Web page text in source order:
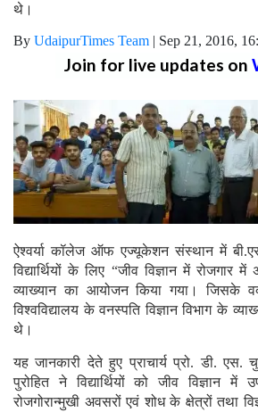
थे।
By UdaipurTimes Team | Sep 21, 2016,
Join for live updates on
ऐश्वर्या कॉलेज ऑफ एज्यूकेशन संस्थान में
विद्यार्थियों के लिए “जीव विज्ञान में रोजगार
व्याख्यान का आयोजन किया गया। जिसके
विश्वविद्यालय के वनस्पति विज्ञान विभाग के
थे।
यह जानकारी देते हुए प्राचार्य प्रो. डी. एस.
पुरोहित ने विद्यार्थियों को जीव विज्ञान में
रोजगोरान्मुखी अवसरों एवं शोध के क्षेत्रों तथा